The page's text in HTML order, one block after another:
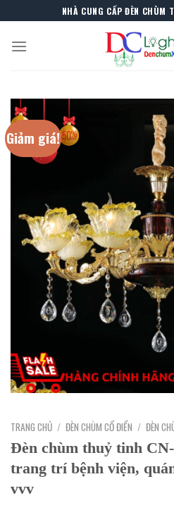
to
content
NHÀ CUNG CẤP ĐÈN CHÙM
Giảm giá!
TRANG CHỦ / ĐÈN CHÙM CỔ ĐIỂN / ĐÈN
Đèn chùm thuỷ tinh
trang trí bệnh viện,
vvv